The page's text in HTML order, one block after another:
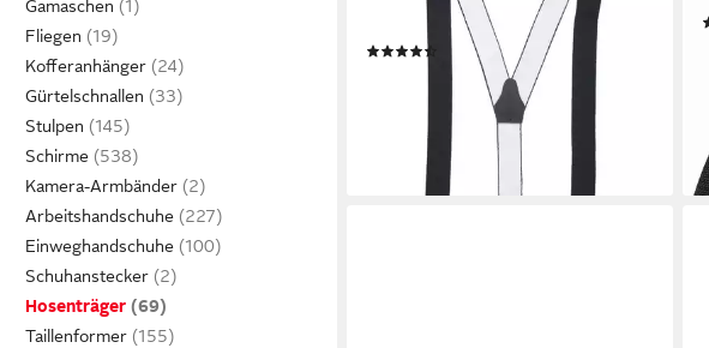
Gamaschen
Fliegen
Kofferanhänger
Gürtelschnallen
Stulpen
Schirme
Kamera-Armbänder
Arbeitshandschuhe
Einweghandschuhe
Schuhanstecker
Hosenträger
Taillenformer
Hochzeit, Arbeit
(8)
UVP 19,90 €
lieferbar - in 2-3 Werktagen bei dir